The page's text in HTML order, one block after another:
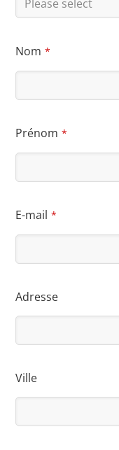
Nom *
Prénom *
E-mail *
Adresse
Ville